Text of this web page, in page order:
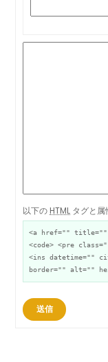
以下の HTML タグと属
<a href="" title=""
<code> <pre
<ins datetime=""
border="" alt=""
送信